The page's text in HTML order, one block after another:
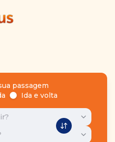
passagem
Ida e volta